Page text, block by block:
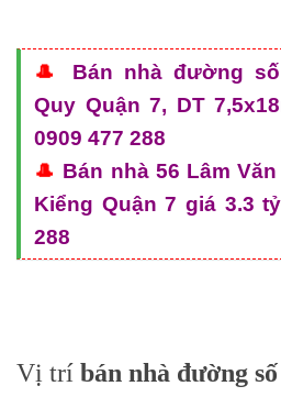
🎩 Bán nhà đường
Quy Quận 7, DT
0909 477 288
🎩 Bán nhà 56 Lâm
Kiểng Quận 7 giá 3.3
288
Vị trí bán nhà đường